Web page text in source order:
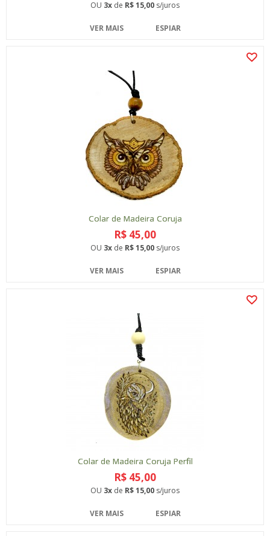
OU 3x de R$ 15,00 s/juros
VER MAIS ESPIAR
Colar de Madeira Coruja
R$ 45,00
OU 3x de R$ 15,00 s/juros
VER MAIS ESPIAR
Colar de Madeira Coruja Perfil
R$ 45,00
OU 3x de R$ 15,00 s/juros
VER MAIS ESPIAR